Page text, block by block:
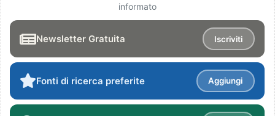
informato
Newsletter Gratuita Iscriviti
Fonti di ricerca preferite Aggiungi